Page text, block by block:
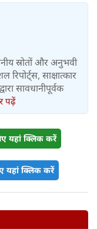
स्रोतों और अनुभवी
रिपोर्ट्स, साक्षात्कार
सावधानीपूर्वक
पढ़ें
यहां क्लिक करें
यहां क्लिक करें